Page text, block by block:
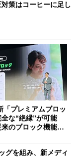
策はコーヒーに足し
「プレミアムブロッ
な“絶縁”が可能
のブロック機能と
グを組み、新メディ